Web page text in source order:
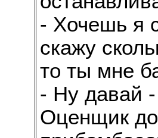
- Хочешь я
скажу
то ты мне
- Ну давай -
Оценщик